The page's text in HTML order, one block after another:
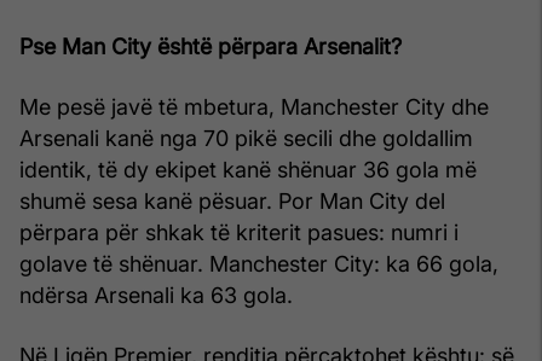
Pse Man City është përpara Arsenalit?
Me pesë javë të mbetura, Manchester City dhe
Arsenali kanë nga 70 pikë secili dhe goldallim
identik, të dy ekipet kanë shënuar 36 gola më
shumë sesa kanë pësuar. Por Man City del
përpara për shkak të kriterit pasues: numri i
golave të shënuar. Manchester City: ka 66 gola,
ndërsa Arsenali ka 63 gola.
Në Ligën Premier, renditja përcaktohet kështu: së